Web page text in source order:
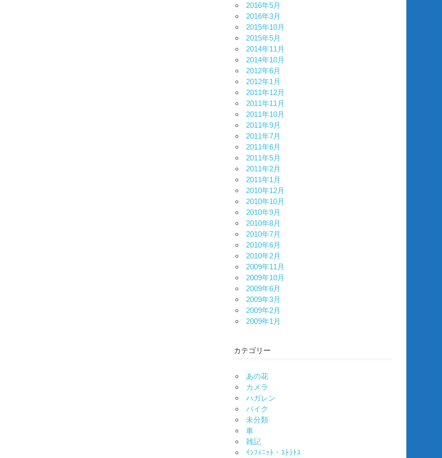
2016年5月
2016年3月
2015年10月
2015年5月
2014年11月
2014年10月
2012年6月
2012年1月
2011年12月
2011年11月
2011年10月
2011年9月
2011年7月
2011年6月
2011年5月
2011年2月
2011年1月
2010年12月
2010年10月
2010年9月
2010年8月
2010年7月
2010年6月
2010年2月
2009年11月
2009年10月
2009年6月
2009年3月
2009年2月
2009年1月
カテゴリー
あの花
カメラ
ハガレン
バイク
未分類
車
雑記
ｲﾝﾌｨﾆｯﾄ・ｽﾄﾗﾄｽ